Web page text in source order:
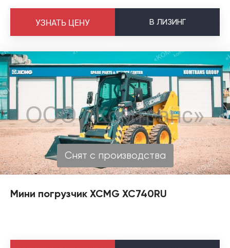
В ЛИЗИНГ
УЗНАТЬ ЦЕНУ
Снят с производства
Мини погрузчик XCMG XC740RU